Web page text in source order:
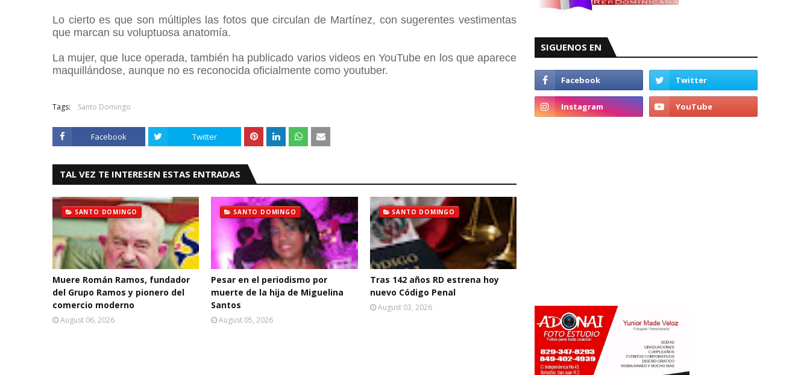
Lo cierto es que son múltiples las fotos que circulan de Martínez, con sugerentes vestimentas
que marcan su voluptuosa anatomía.
La mujer, que luce operada, también ha publicado varios videos en YouTube en los que aparece
maquillándose, aunque no es reconocida oficialmente como youtuber.
Tags: Santo Domingo
Facebook Twitter
TAL VEZ TE INTERESEN ESTAS ENTRADAS
SANTO DOMINGO
Muere Román Ramos, fundador
del Grupo Ramos y pionero del
comercio moderno
August 06, 2026
SANTO DOMINGO
Pesar en el periodismo por
muerte de la hija de Miguelina
Santos
August 05, 2026
SANTO DOMINGO
Tras 142 años RD estrena hoy
nuevo Código Penal
August 03, 2026
SIGUENOS EN